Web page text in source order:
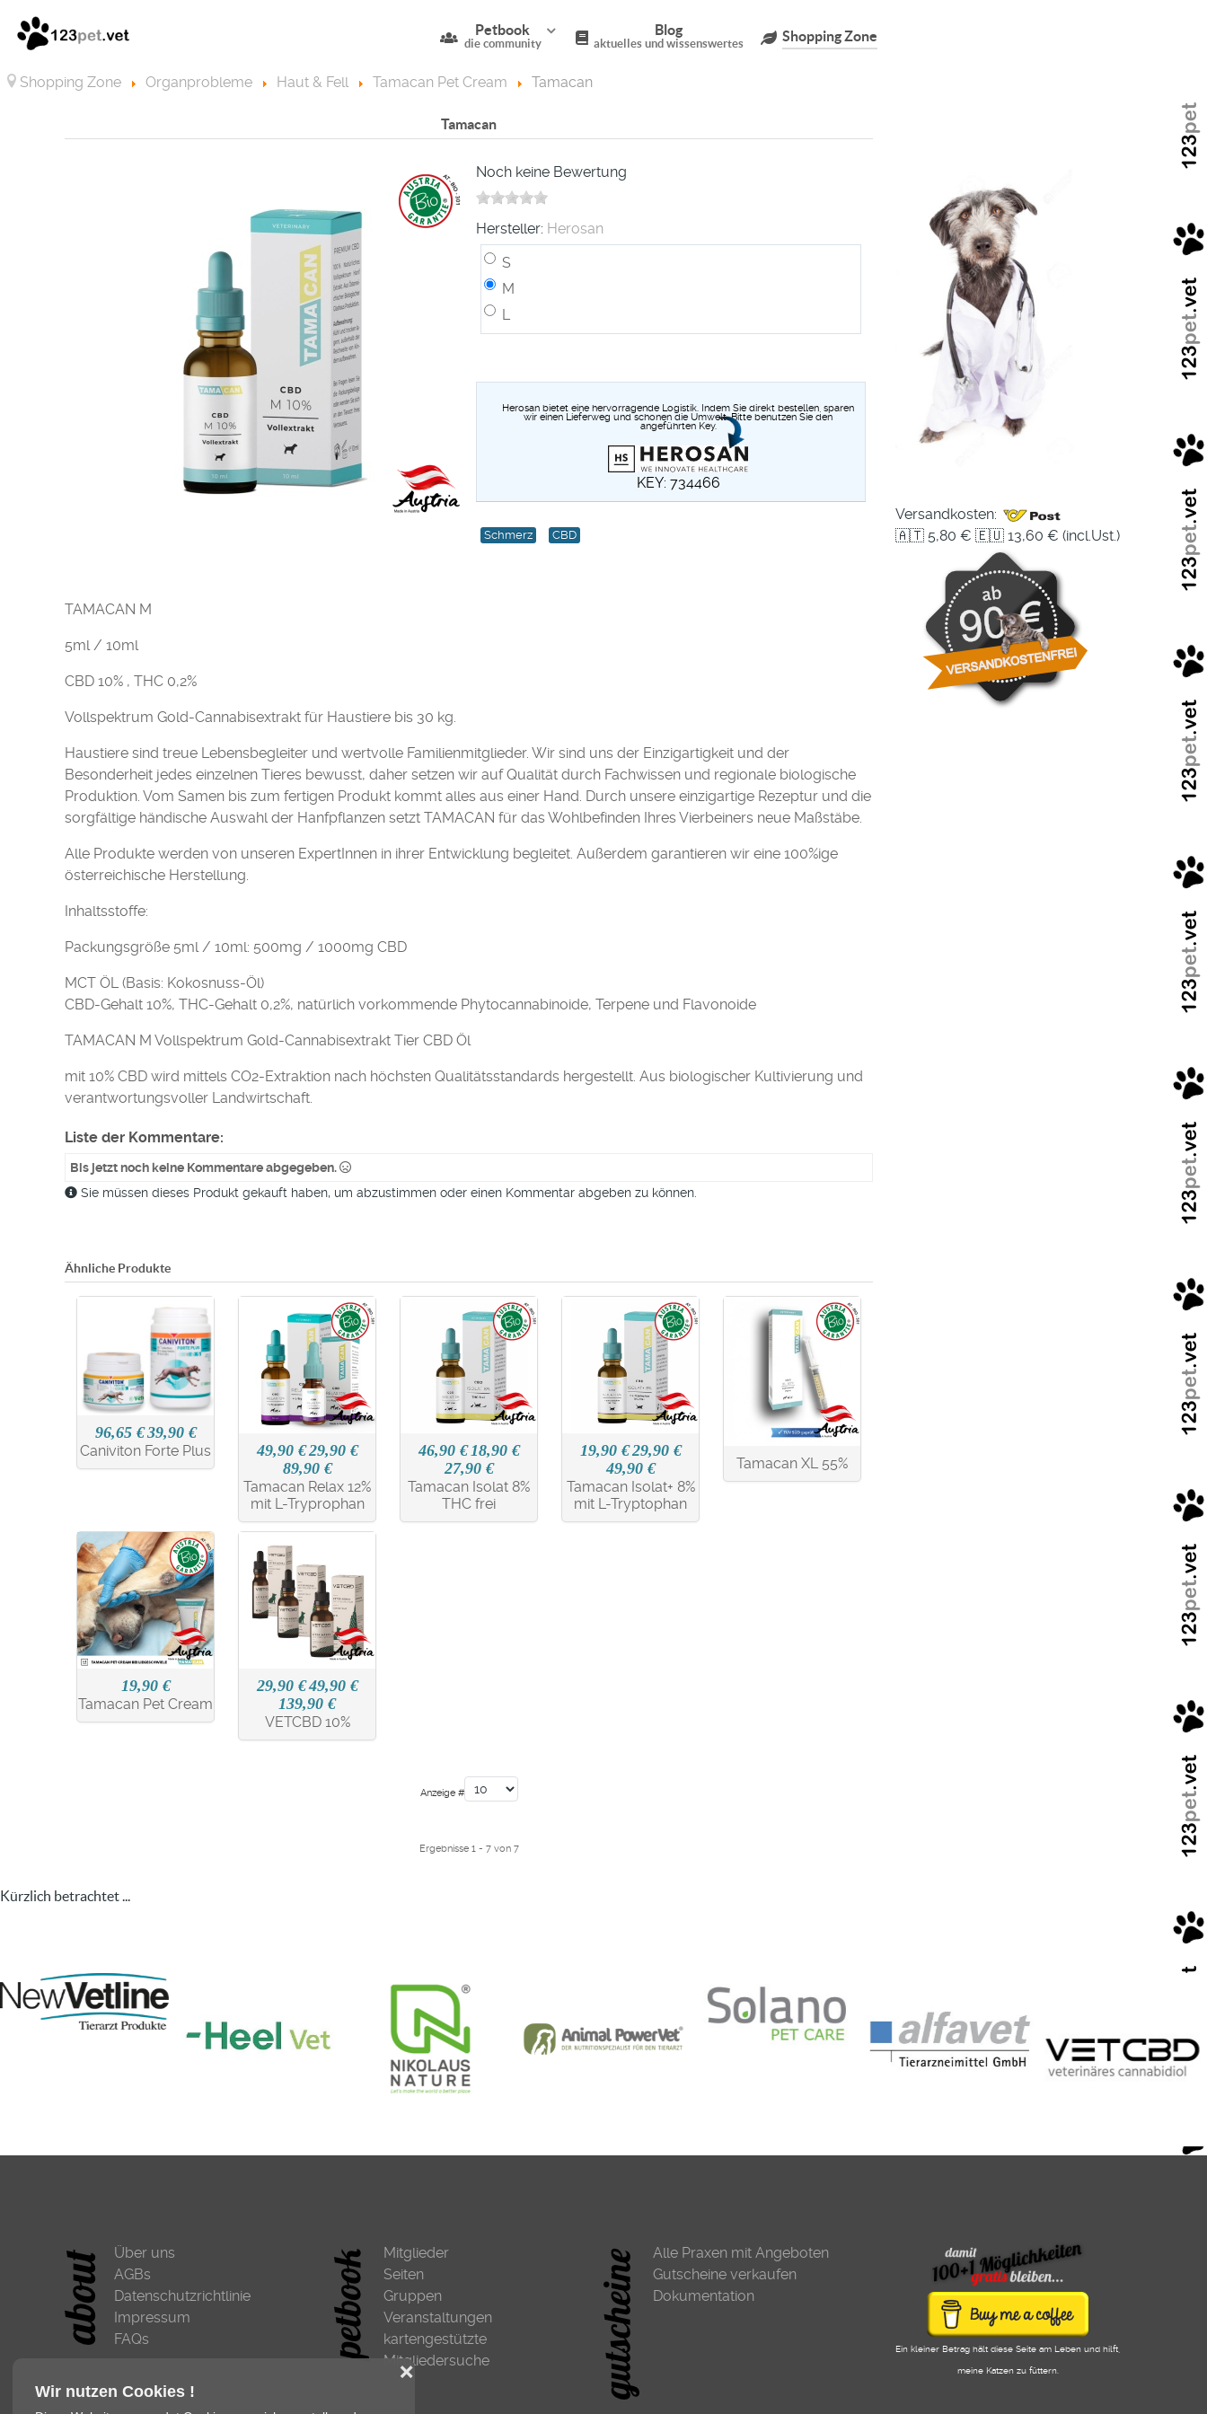
Wir nutzen Cookies !
❌
Petbook
die community
Blog
aktuelles und wissenswertes Shopping Zone
Shopping Zone Organprobleme Haut & Fell Tamacan Pet Cream Tamacan
Tamacan
Noch keine Bewertung
Hersteller: Herosan
S
M
L
Herosan bietet eine hervorragende Logistik. Indem Sie direkt bestellen, sparen
wir einen Lieferweg und schonen die Umwelt. Bitte benutzen Sie den
angeführten Key.
KEY: 734466
Schmerz CBD
TAMACAN M
5ml / 10ml
CBD 10% , THC 0,2%
Vollspektrum Gold-Cannabisextrakt für Haustiere bis 30 kg.
Haustiere sind treue Lebensbegleiter und wertvolle Familienmitglieder. Wir sind uns der Einzigartigkeit und der
Besonderheit jedes einzelnen Tieres bewusst, daher setzen wir auf Qualität durch Fachwissen und regionale biologische
Produktion. Vom Samen bis zum fertigen Produkt kommt alles aus einer Hand. Durch unsere einzigartige Rezeptur und die
sorgfältige händische Auswahl der Hanfpflanzen setzt TAMACAN für das Wohlbefinden Ihres Vierbeiners neue Maßstäbe.
Alle Produkte werden von unseren ExpertInnen in ihrer Entwicklung begleitet. Außerdem garantieren wir eine 100%ige
österreichische Herstellung.
Inhaltsstoffe:
Packungsgröße 5ml / 10ml: 500mg / 1000mg CBD
MCT ÖL (Basis: Kokosnuss-Öl)
CBD-Gehalt 10%, THC-Gehalt 0,2%, natürlich vorkommende Phytocannabinoide, Terpene und Flavonoide
TAMACAN M Vollspektrum Gold-Cannabisextrakt Tier CBD Öl
mit 10% CBD wird mittels CO2-Extraktion nach höchsten Qualitätsstandards hergestellt. Aus biologischer Kultivierung und
verantwortungsvoller Landwirtschaft.
Liste der Kommentare:
Bis jetzt noch keine Kommentare abgegeben.
Sie müssen dieses Produkt gekauft haben, um abzustimmen oder einen Kommentar abgeben zu können.
Ähnliche Produkte
96,65 €39,90 €
Caniviton Forte Plus 49,90 €29,90 €
89,90 €
Tamacan Relax 12%
mit L-Tryprophan
46,90 €18,90 €
27,90 €
Tamacan Isolat 8%
THC frei
19,90 €29,90 €
49,90 €
Tamacan Isolat+ 8%
mit L-Tryptophan
Tamacan XL 55%
19,90 €
Tamacan Pet Cream
29,90 €49,90 €
139,90 €
VETCBD 10%
Anzeige #
Ergebnisse 1 - 7 von 7
Versandkosten:
🇦🇹 5,80 € 🇪🇺 13,60 € (incl.Ust.)
Kürzlich betrachtet ...
Über uns
AGBs
Datenschutzrichtlinie
Impressum
FAQs
Mitglieder
Seiten
Gruppen
Veranstaltungen
kartengestützte
Mitgliedersuche
Alle Praxen mit Angeboten
Gutscheine verkaufen
Dokumentation
Ein kleiner Betrag hält diese Seite am Leben und hilft,
meine Katzen zu füttern.